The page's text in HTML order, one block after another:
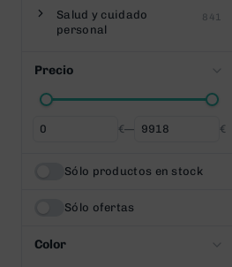
Salud y cuidado
personal
841
Precio
Desde €— Hasta €
Sólo productos en stock
Sólo ofertas
Color